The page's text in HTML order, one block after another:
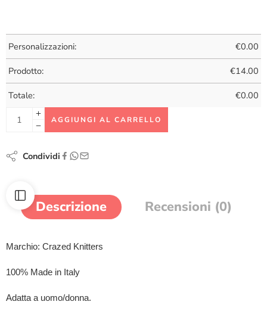
Personalizzazioni: €0.00
Prodotto: €14.00
Totale: €0.00
AGGIUNGI AL CARRELLO
Condividi
Descrizione Recensioni (0)
Marchio: Crazed Knitters
100% Made in Italy
Adatta a uomo/donna.